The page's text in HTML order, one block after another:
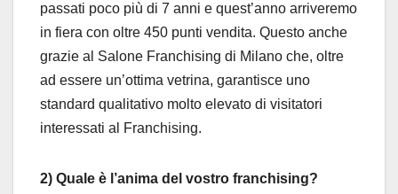
passati poco più di 7 anni e quest’anno arriveremo
in fiera con oltre 450 punti vendita. Questo anche
grazie al Salone Franchising di Milano che, oltre
ad essere un’ottima vetrina, garantisce uno
standard qualitativo molto elevato di visitatori
interessati al Franchising.
2) Quale è l’anima del vostro franchising?